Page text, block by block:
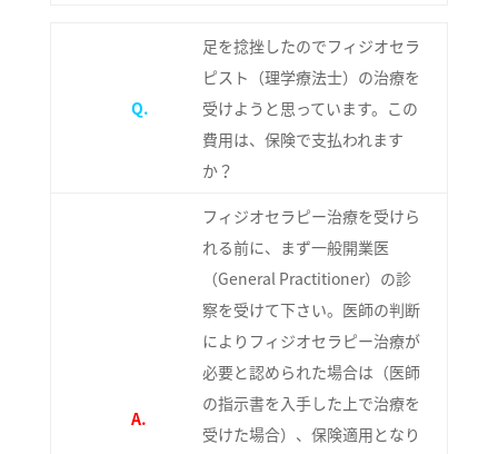
Q.
足を捻挫したのでフィジオセラ
ピスト（理学療法士）の治療を
受けようと思っています。この
費用は、保険で支払われます
か？
A.
フィジオセラピー治療を受けら
れる前に、まず一般開業医
（General Practitioner）の診
察を受けて下さい。医師の判断
によりフィジオセラピー治療が
必要と認められた場合は（医師
の指示書を入手した上で治療を
受けた場合）、保険適用となり